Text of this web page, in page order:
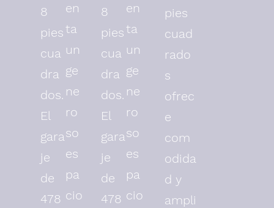
8
pies
cua
dra
dos.
El
gara
je
de
478
en
ta
un
ge
ne
ro
so
es
pa
cio
8
pies
cua
dra
dos.
El
gara
je
de
478
en
ta
un
ge
ne
ro
so
es
pa
cio
pies
cuad
rado
s
ofrec
e
com
odida
d y
ampli